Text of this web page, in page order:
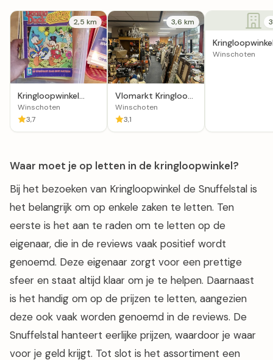
2,5 km
Kringloopwinkel
GoudGoed
Winschoten
Winschoten
3,7
3,6 km
Vlomarkt Kringloop
van alles en nog
wat
Winschoten
3,1
Notabene in
Winschoten
Waar moet je op letten in de kringloopwinkel?
Bij het bezoeken van Kringloopwinkel de Snuffelstal is
het belangrijk om op enkele zaken te letten. Ten
eerste is het aan te raden om te letten op de
eigenaar, die in de reviews vaak positief wordt
genoemd. Deze eigenaar zorgt voor een prettige
sfeer en staat altijd klaar om je te helpen. Daarnaast
is het handig om op de prijzen te letten, aangezien
deze ook vaak worden genoemd in de reviews. De
Snuffelstal hanteert eerlijke prijzen, waardoor je waar
voor je geld krijgt. Tot slot is het assortiment een